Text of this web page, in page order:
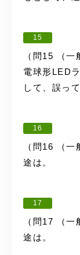
15
（問15 （
電球形LED
して、誤っ
16
（問16 （
途は。
17
（問17 （
途は。